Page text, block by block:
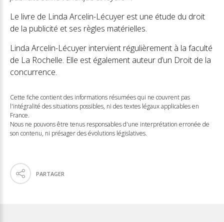
Le livre de Linda Arcelin-Lécuyer est une étude du droit
de la publicité et ses règles matérielles.
Linda Arcelin-Lécuyer intervient régulièrement à la faculté
de La Rochelle. Elle est également auteur d’un Droit de la
concurrence.
Cette fiche contient des informations résumées qui ne couvrent pas
l'intégralité des situations possibles, ni des textes légaux applicables en
France.
Nous ne pouvons être tenus responsables d'une interprétation erronée de
son contenu, ni présager des évolutions législatives.
PARTAGER